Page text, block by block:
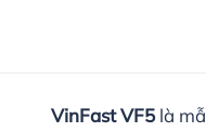
VinFast VF5là